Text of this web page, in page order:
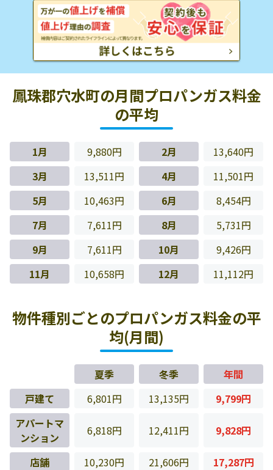
鳳珠郡穴水町の月間プロパンガス料金
の平均
1月 9,880円 2月
13,640円
3月
13,511円 4月
11,501円
5月
10,463円 6月
8,454円
7月
7,611円 8月
5,731円
9月
7,611円 10月
9,426円
11月
10,658円 12月 11,112円
物件種別ごとのプロパンガス料金の平
均(月間)
夏季 冬季
年間
戸建て
6,801円 13,135円
9,799円
アパートマ
ンション
6,818円 12,411円 9,828円
店舗 10,230円 21,606円 17,287円